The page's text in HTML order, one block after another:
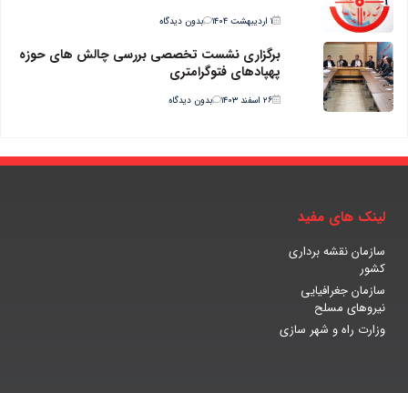
۱ اردیبهشت ۱۴۰۴ بدون دیدگاه
برگزاری نشست تخصصی بررسی چالش های حوزه
پهپادهای فتوگرامتری
۲۶ اسفند ۱۴۰۳ بدون دیدگاه
لینک های مفید
سازمان نقشه برداری
کشور
سازمان جغرافیایی
نیروهای مسلح
وزارت راه و شهر سازی